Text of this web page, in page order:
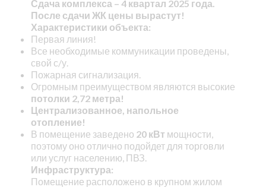
Сдача комплекса – 4 квартал 2025 года.
После сдачи ЖК цены вырастут!
Характеристики объекта:
Первая линия!
Все необходимые коммуникации проведены,
свой с/у.
Пожарная сигнализация.
Огромным преимуществом являются высокие
потолки 2,72 метра!
Централизованное, напольное
отопление!
В помещение заведено 20 кВт мощности,
поэтому оно отлично подойдет для торговли
или услуг населению, ПВЗ.
Инфраструктура:
Помещение расположено в крупном жилом